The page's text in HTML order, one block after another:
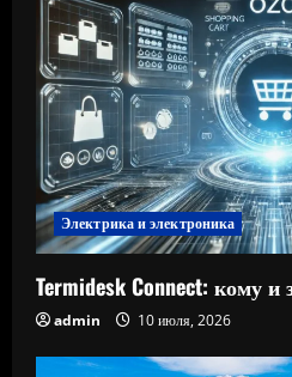
Электрика и электроника
Termidesk Connect: кому и
admin 10 июля, 2026